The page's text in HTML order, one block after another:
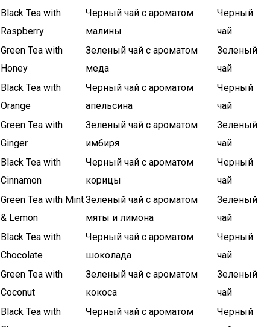
Black Tea with
Raspberry
Черный чай с ароматом
малины
Черный
чай
Green Tea with
Honey
Зеленый чай с ароматом
меда
Зеленый
чай
Black Tea with
Orange
Черный чай с ароматом
апельсина
Черный
чай
Green Tea with
Ginger
Зеленый чай с ароматом
имбиря
Зеленый
чай
Black Tea with
Cinnamon
Черный чай с ароматом
корицы
Черный
чай
Green Tea with Mint
& Lemon
Зеленый чай с ароматом
мяты и лимона
Зеленый
чай
Black Tea with
Chocolate
Черный чай с ароматом
шоколада
Черный
чай
Green Tea with
Coconut
Зеленый чай с ароматом
кокоса
Зеленый
чай
Black Tea with
Черный чай с ароматом
Черный